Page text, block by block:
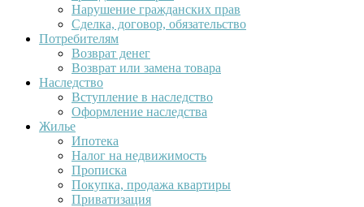
Нарушение гражданских прав
Сделка, договор, обязательство
Потребителям
Возврат денег
Возврат или замена товара
Наследство
Вступление в наследство
Оформление наследства
Жилье
Ипотека
Налог на недвижимость
Прописка
Покупка, продажа квартиры
Приватизация